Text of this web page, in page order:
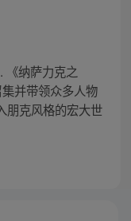
《纳萨力克之
并带领众多人物
朋克风格的宏大世